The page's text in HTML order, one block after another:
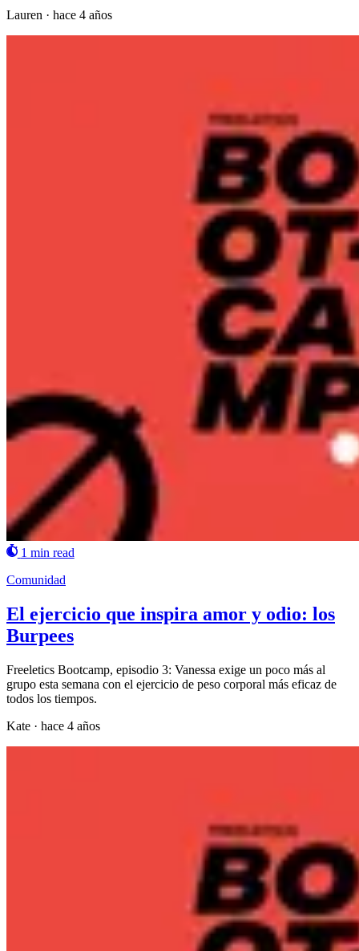
Lauren · hace 4 años
1 min read
Comunidad
El ejercicio que inspira amor y odio: los
Burpees
Freeletics Bootcamp, episodio 3: Vanessa exige un poco más al
grupo esta semana con el ejercicio de peso corporal más eficaz de
todos los tiempos.
Kate · hace 4 años